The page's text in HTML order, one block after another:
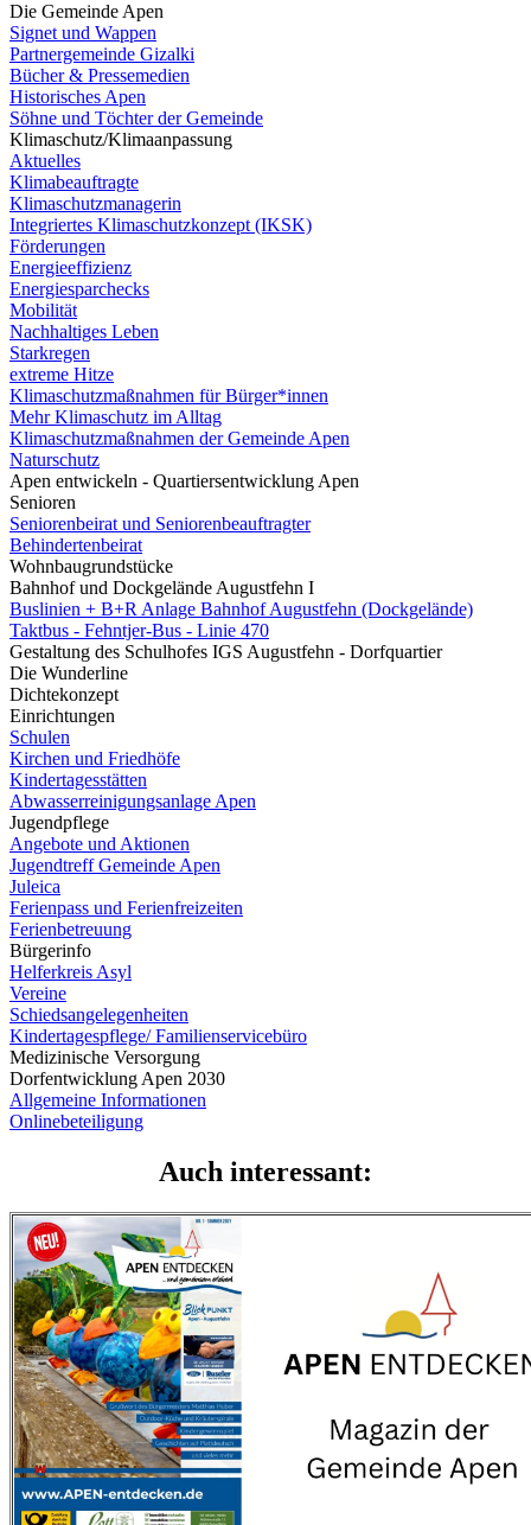
Die Gemeinde Apen
Signet und Wappen
Partnergemeinde Gizalki
Bücher & Pressemedien
Historisches Apen
Söhne und Töchter der Gemeinde
Klimaschutz/Klimaanpassung
Aktuelles
Klimabeauftragte
Klimaschutzmanagerin
Integriertes Klimaschutzkonzept (IKSK)
Förderungen
Energieeffizienz
Energiesparchecks
Mobilität
Nachhaltiges Leben
Starkregen
extreme Hitze
Klimaschutzmaßnahmen für Bürger*innen
Mehr Klimaschutz im Alltag
Klimaschutzmaßnahmen der Gemeinde Apen
Naturschutz
Apen entwickeln - Quartiersentwicklung Apen
Senioren
Seniorenbeirat und Seniorenbeauftragter
Behindertenbeirat
Wohnbaugrundstücke
Bahnhof und Dockgelände Augustfehn I
Buslinien + B+R Anlage Bahnhof Augustfehn (Dockgelände)
Taktbus - Fehntjer-Bus - Linie 470
Gestaltung des Schulhofes IGS Augustfehn - Dorfquartier
Die Wunderline
Dichtekonzept
Einrichtungen
Schulen
Kirchen und Friedhöfe
Kindertagesstätten
Abwasserreinigungsanlage Apen
Jugendpflege
Angebote und Aktionen
Jugendtreff Gemeinde Apen
Juleica
Ferienpass und Ferienfreizeiten
Ferienbetreuung
Bürgerinfo
Helferkreis Asyl
Vereine
Schiedsangelegenheiten
Kindertagespflege/ Familienservicebüro
Medizinische Versorgung
Dorfentwicklung Apen 2030
Allgemeine Informationen
Onlinebeteiligung
Auch interessant: